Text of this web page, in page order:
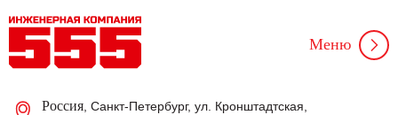
Россия , Санкт-Петербург, ул. Кронштадтская,
Меню